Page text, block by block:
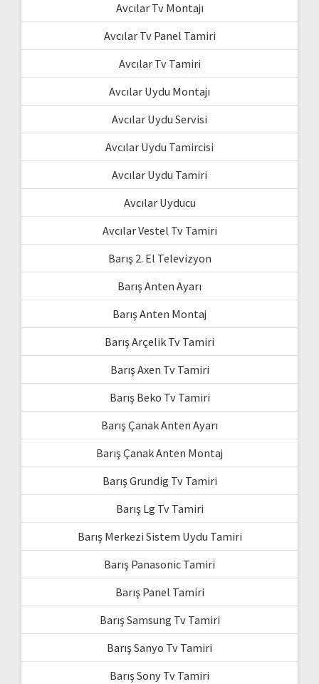
Avcılar Tv Montajı
Avcılar Tv Panel Tamiri
Avcılar Tv Tamiri
Avcılar Uydu Montajı
Avcılar Uydu Servisi
Avcılar Uydu Tamircisi
Avcılar Uydu Tamiri
Avcılar Uyducu
Avcılar Vestel Tv Tamiri
Barış 2. El Televizyon
Barış Anten Ayarı
Barış Anten Montaj
Barış Arçelik Tv Tamiri
Barış Axen Tv Tamiri
Barış Beko Tv Tamiri
Barış Çanak Anten Ayarı
Barış Çanak Anten Montaj
Barış Grundig Tv Tamiri
Barış Lg Tv Tamiri
Barış Merkezi Sistem Uydu Tamiri
Barış Panasonic Tamiri
Barış Panel Tamiri
Barış Samsung Tv Tamiri
Barış Sanyo Tv Tamiri
Barış Sony Tv Tamiri